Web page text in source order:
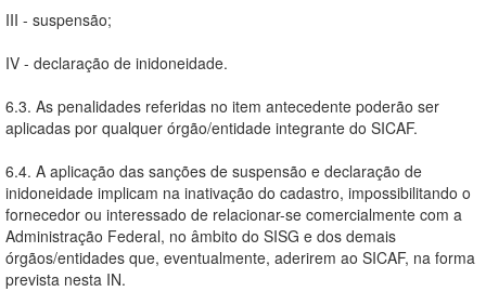
III - suspensão;
IV - declaração de inidoneidade.
6.3. As penalidades referidas no item antecedente poderão ser
aplicadas por qualquer órgão/entidade integrante do SICAF.
6.4. A aplicação das sanções de suspensão e declaração de
inidoneidade implicam na inativação do cadastro, impossibilitando o
fornecedor ou interessado de relacionar-se comercialmente com a
Administração Federal, no âmbito do SISG e dos demais
órgãos/entidades que, eventualmente, aderirem ao SICAF, na forma
prevista nesta IN.